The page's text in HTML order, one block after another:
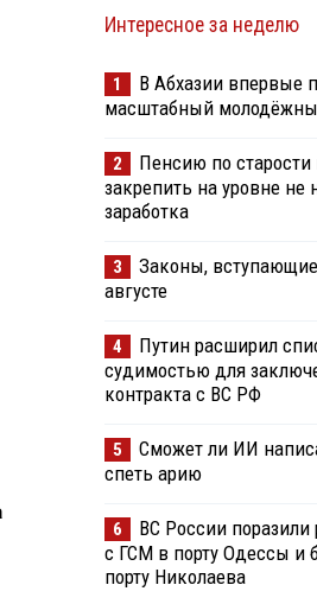
Интересное за неделю
1
В Абхазии впервые
масштабный
2
Пенсию по
закрепить на уровне не
заработка
3
Законы,
августе
4
Путин расширил
судимостью для
контракта с ВС РФ
5
Сможет ли ИИ
спеть арию
6
ВС России поразили
с ГСМ в порту Одессы и
порту Николаева